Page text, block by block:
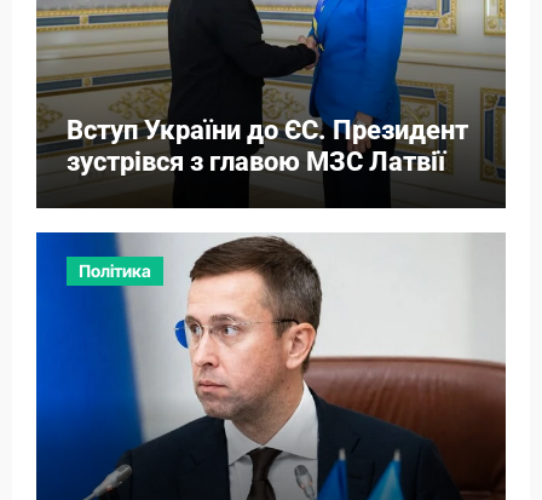
Вступ України до ЄС. Президент
зустрівся з главою МЗС Латвії
Політика